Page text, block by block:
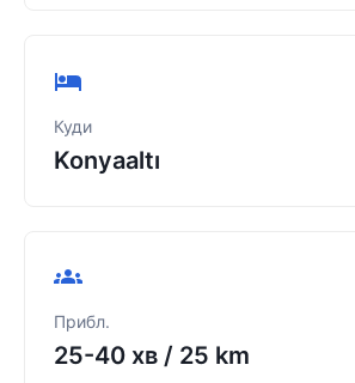
Куди
Konyaaltı
Прибл.
25-40 хв / 25 km